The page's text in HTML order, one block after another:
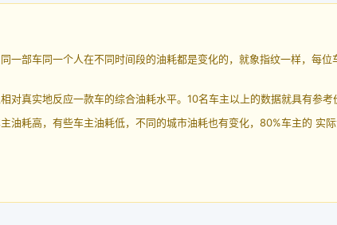
一部车同一个人在不同时间段的油耗都是变化的，就象指纹一样，每
对真实地反应一款车的综合油耗水平。10名车主以上的数据就具有参考
油耗高，有些车主油耗低，不同的城市油耗也有变化，80%车主的 实际